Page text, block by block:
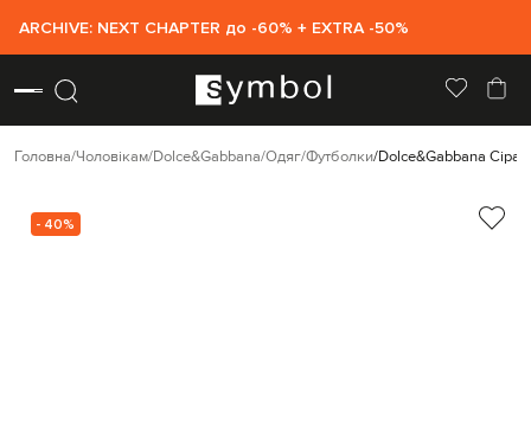
ARCHIVE: NEXT CHAPTER до -60% + EXTRA -50%
Головна Чоловікам Dolce&Gabbana Одяг Футболки Dolce&Gabbana Сіра
- 40%